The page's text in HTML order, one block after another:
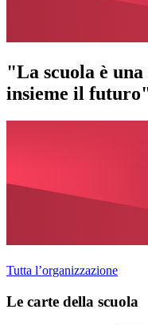
"La scuola è
insieme il
Tutta l’organizzazione
Le carte della scuola